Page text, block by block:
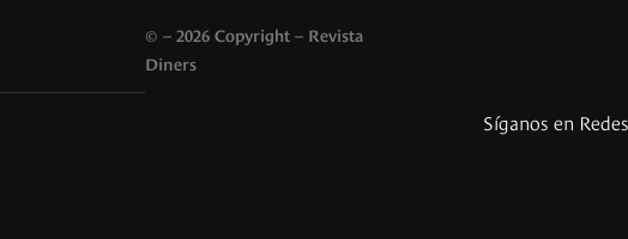
© – 2026 Copyright – Revista
Diners
Síganos en